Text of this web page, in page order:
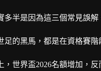
半是因為這三個常見誤解
的黑馬，都是在資格賽
世界盃2026名額增加，